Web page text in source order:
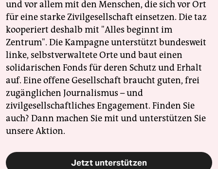
und vor allem mit den Menschen, die sich vor Ort
für eine starke Zivilgesellschaft einsetzen. Die taz
kooperiert deshalb mit "Alles beginnt im
Zentrum". Die Kampagne unterstützt bundesweit
linke, selbstverwaltete Orte und baut einen
solidarischen Fonds für deren Schutz und Erhalt
auf. Eine offene Gesellschaft braucht guten, frei
zugänglichen Journalismus – und
zivilgesellschaftliches Engagement. Finden Sie
auch? Dann machen Sie mit und unterstützen Sie
unsere Aktion.
Jetzt unterstützen